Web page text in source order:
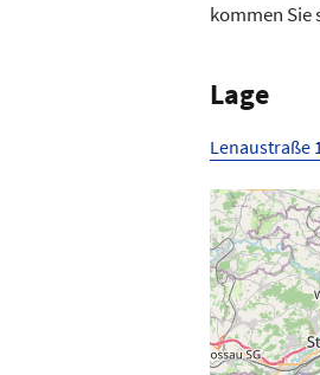
kommen Sie
Lage
Lenaustraße